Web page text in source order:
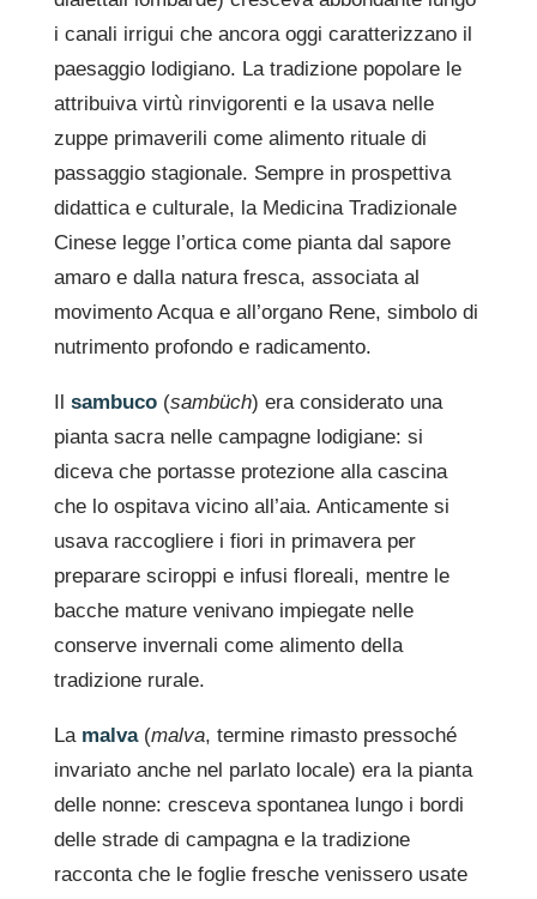
i canali irrigui che ancora oggi caratterizzano il
paesaggio lodigiano. La tradizione popolare le
attribuiva virtù rinvigorenti e la usava nelle
zuppe primaverili come alimento rituale di
passaggio stagionale. Sempre in prospettiva
didattica e culturale, la Medicina Tradizionale
Cinese legge l’ortica come pianta dal sapore
amaro e dalla natura fresca, associata al
movimento Acqua e all’organo Rene, simbolo di
nutrimento profondo e radicamento.
Il sambuco (sambüch) era considerato una
pianta sacra nelle campagne lodigiane: si
diceva che portasse protezione alla cascina
che lo ospitava vicino all’aia. Anticamente si
usava raccogliere i fiori in primavera per
preparare sciroppi e infusi floreali, mentre le
bacche mature venivano impiegate nelle
conserve invernali come alimento della
tradizione rurale.
La malva(malva, termine rimasto pressoché
invariato anche nel parlato locale) era la pianta
delle nonne: cresceva spontanea lungo i bordi
delle strade di campagna e la tradizione
racconta che le foglie fresche venissero usate